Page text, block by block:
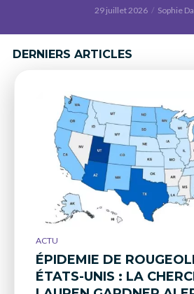
29 juillet 2026 Sophie
DERNIERS ARTICLES
ACTU
ÉPIDEMIE DE
ÉTATS-UNIS : LA